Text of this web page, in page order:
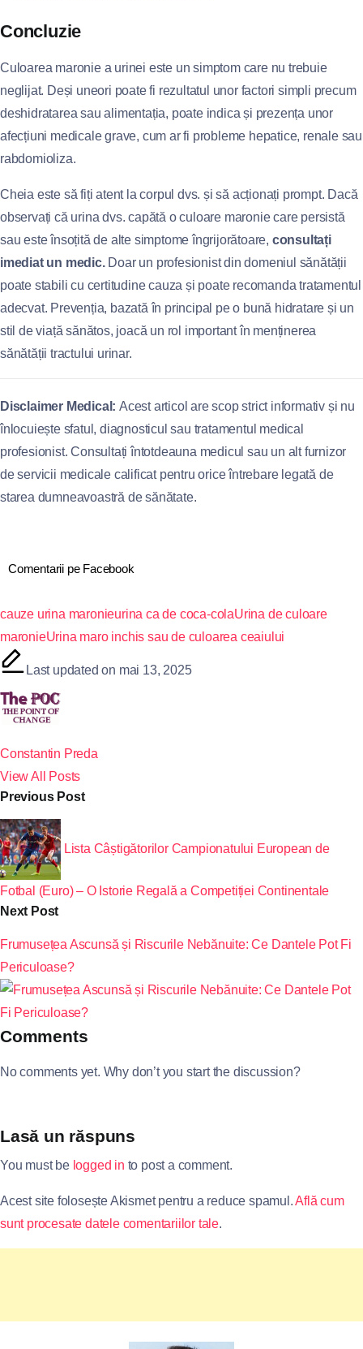
Concluzie
Culoarea maronie a urinei este un simptom care nu trebuie
neglijat. Deși uneori poate fi rezultatul unor factori simpli precum
deshidratarea sau alimentația, poate indica și prezența unor
afecțiuni medicale grave, cum ar fi probleme hepatice, renale sau
rabdomioliza.
Cheia este să fiți atent la corpul dvs. și să acționați prompt. Dacă
observați că urina dvs. capătă o culoare maronie care persistă
sau este însoțită de alte simptome îngrijorătoare, consultați
imediat un medic.Doar un profesionist din domeniul sănătății
poate stabili cu certitudine cauza și poate recomanda tratamentul
adecvat. Prevenția, bazată în principal pe o bună hidratare și un
stil de viață sănătos, joacă un rol important în menținerea
sănătății tractului urinar.
Disclaimer Medical: Acest articol are scop strict informativ și nu
înlocuiește sfatul, diagnosticul sau tratamentul medical
profesionist. Consultați întotdeauna medicul sau un alt furnizor
de servicii medicale calificat pentru orice întrebare legată de
starea dumneavoastră de sănătate.
Comentarii pe Facebook
cauze urina maronieurina ca de coca-colaUrina de culoare
maronieUrina maro inchis sau de culoarea ceaiului
Last updated on mai 13, 2025
Constantin Preda
View All Posts
Previous Post
Lista Câștigătorilor Campionatului European de
Fotbal (Euro) – O Istorie Regală a Competiției Continentale
Next Post
Frumusețea Ascunsă și Riscurile Nebănuite: Ce Dantele Pot Fi
Periculoase?
Comments
No comments yet. Why don’t you start the discussion?
Lasă un răspuns
You must be logged in to post a comment.
Acest site folosește Akismet pentru a reduce spamul.Află cum
sunt procesate datele comentariilor tale.